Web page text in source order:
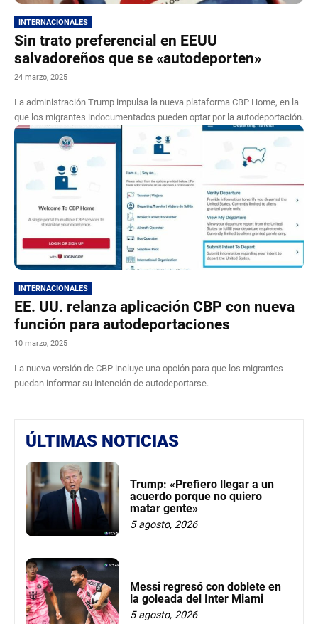
INTERNACIONALES
Sin trato preferencial en EEUU
salvadoreños que se «autodeporten»
24 marzo, 2025
La administración Trump impulsa la nueva plataforma CBP Home, en la
que los migrantes indocumentados pueden optar por la autodeportación.
INTERNACIONALES
EE. UU. relanza aplicación CBP con nueva
función para autodeportaciones
10 marzo, 2025
La nueva versión de CBP incluye una opción para que los migrantes
puedan informar su intención de autodeportarse.
ÚLTIMAS NOTICIAS
Trump: «Prefiero llegar a un
acuerdo porque no quiero
matar gente»
5 agosto, 2026
Messi regresó con doblete en
la goleada del Inter Miami
5 agosto, 2026